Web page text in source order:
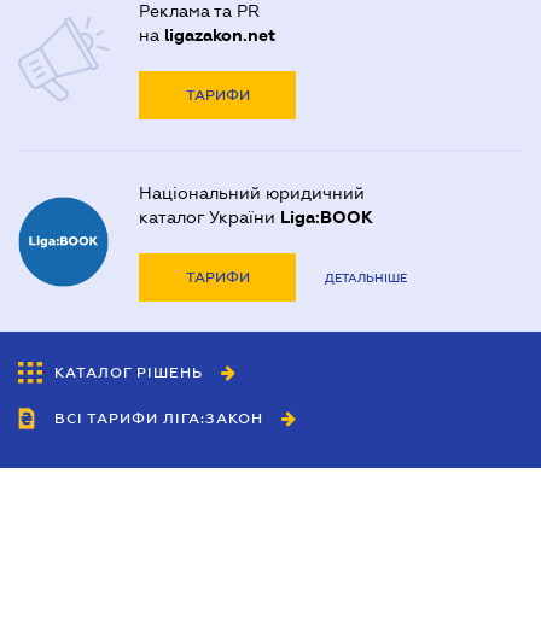
Реклама та PR
на ligazakon.net
ТАРИФИ
Національний юридичний
каталог України Liga:BOOK
ТАРИФИ ДЕТАЛЬНІШЕ
КАТАЛОГ РІШЕНЬ
ВСІ ТАРИФИ ЛІГА:ЗАКОН